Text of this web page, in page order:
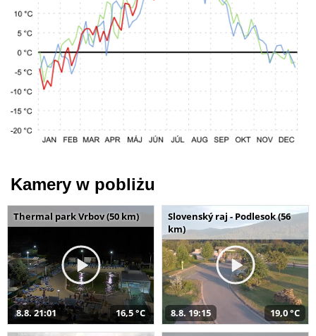
Kamery w pobliżu
Thermal park Vrbov (50 km)
8.8. 21:01 16,5 °C
Slovenský raj - Podlesok (56
km)
8.8. 19:15 19,0 °C